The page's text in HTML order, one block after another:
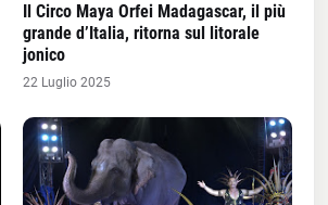
Il Circo Maya Orfei Madagascar, il più
grande d’Italia, ritorna sul litorale
jonico
22 Luglio 2025